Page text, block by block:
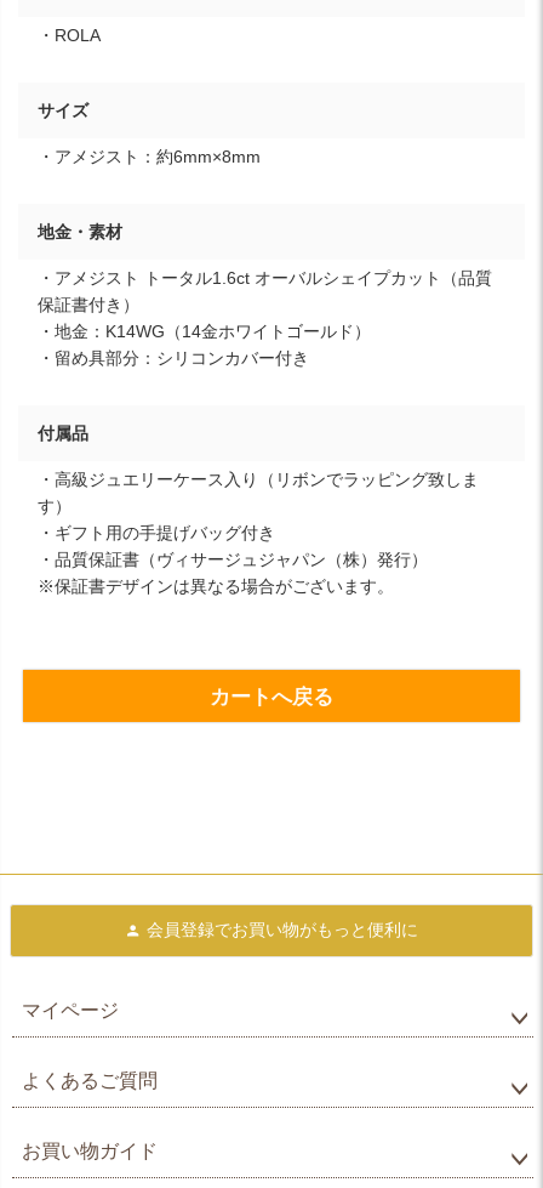
・ROLA
サイズ
・アメジスト：約6mm×8mm
地金・素材
・アメジスト トータル1.6ct オーバルシェイプカット（品質
保証書付き）
・地金：K14WG（14金ホワイトゴールド）
・留め具部分：シリコンカバー付き
付属品
・高級ジュエリーケース入り（リボンでラッピング致しま
す）
・ギフト用の手提げバッグ付き
・品質保証書（ヴィサージュジャパン（株）発行）
※保証書デザインは異なる場合がございます。
カートへ戻る
会員登録でお買い物がもっと便利に
マイページ
よくあるご質問
お買い物ガイド